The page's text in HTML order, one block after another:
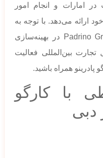
در امارات و انجام امور
ارائه می‌دهد. با توجه به
تجربه و تخصص تیم خود، Padrino Group در بهینه‌سازی
بین‌المللی فعالیت
پادرینو همراه باشید.
با کارگو
دبی